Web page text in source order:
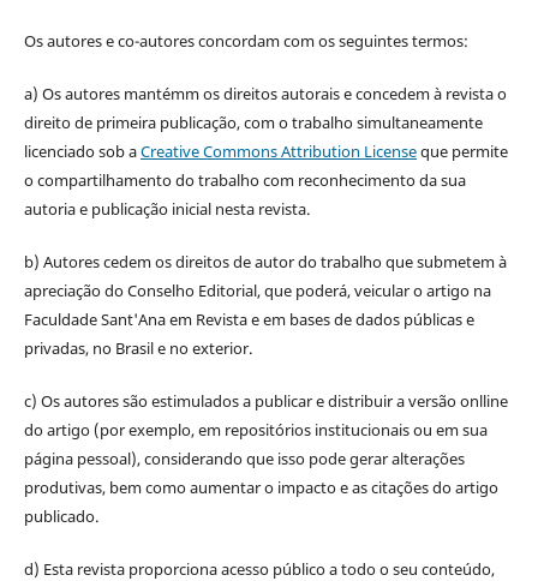
Os autores e co-autores concordam com os seguintes termos:
a) Os autores mantémm os direitos autorais e concedem à revista o
direito de primeira publicação, com o trabalho simultaneamente
licenciado sob aCreative Commons Attribution Licenseque permite
o compartilhamento do trabalho com reconhecimento da sua
autoria e publicação inicial nesta revista.
b) Autores cedem os direitos de autor do trabalho que submetem à
apreciação do Conselho Editorial, que poderá, veicular o artigo na
Faculdade Sant'Ana em Revista e em bases de dados públicas e
privadas, no Brasil e no exterior.
c) Os autores são estimulados a publicar e distribuir a versão onlline
do artigo (por exemplo, em repositórios institucionais ou em sua
página pessoal), considerando que isso pode gerar alterações
produtivas, bem como aumentar o impacto e as citações do artigo
publicado.
d) Esta revista proporciona acesso público a todo o seu conteúdo,